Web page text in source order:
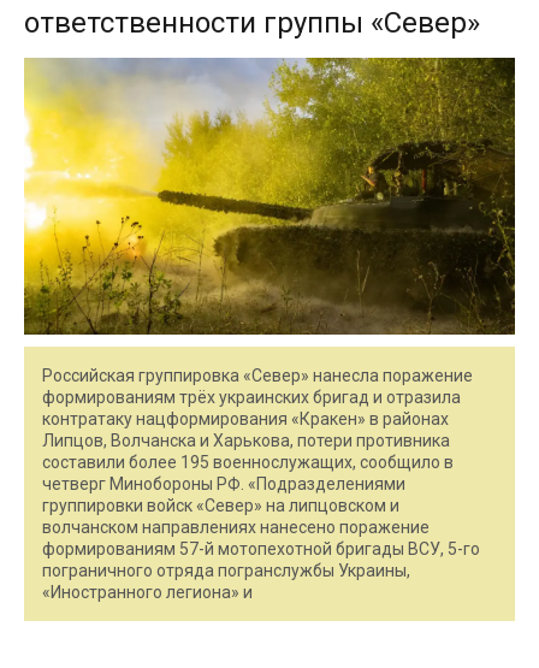
ответственности группы «Север»
Российская группировка «Север» нанесла поражение
формированиям трёх украинских бригад и отразила
контратаку нацформирования «Кракен» в районах
Липцов, Волчанска и Харькова, потери противника
составили более 195 военнослужащих, сообщило в
четверг Минобороны РФ. «Подразделениями
группировки войск «Север» на липцовском и
волчанском направлениях нанесено поражение
формированиям 57-й мотопехотной бригады ВСУ, 5-го
пограничного отряда погранслужбы Украины,
«Иностранного легиона» и